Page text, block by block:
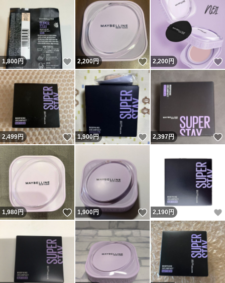
1,800円 いいね！
2,200円 いいね！
2,200円
2,499円 いいね！
1,900円 いいね！
2,397円
1,980円 いいね！
1,900円 いいね！
2,190 円